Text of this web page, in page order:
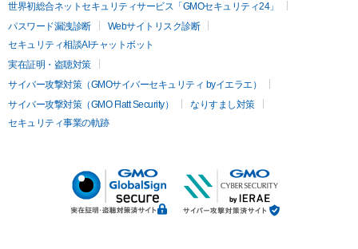
世界初総合ネットセキュリティサービス「GMOセキュリティ24」
パスワード漏洩診断
Webサイトリスク診断
セキュリティ相談AIチャットボット
実在証明・盗聴対策
サイバー攻撃対策（GMOサイバーセキュリティ byイエラエ）
サイバー攻撃対策（GMO Flatt Security）
なりすまし対策
セキュリティ事業の軌跡